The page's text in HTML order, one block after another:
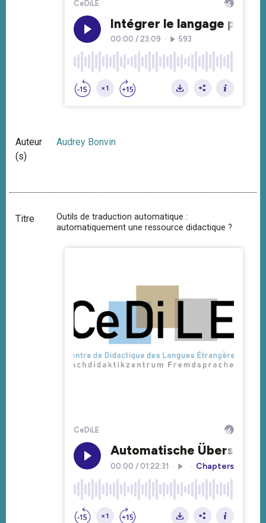
Auteur
(s)
Audrey Bonvin
Titre
Outils de traduction automatique :
automatiquement une ressource didactique ?